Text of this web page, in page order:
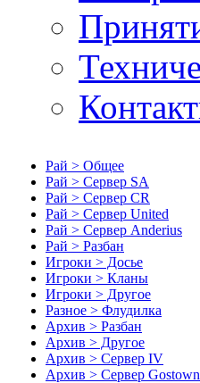
Рай > Общее
Рай > Сервер SA
Рай > Сервер CR
Рай > Сервер United
Рай > Сервер Anderius
Рай > Разбан
Игроки > Досье
Игроки > Кланы
Игроки > Другое
Разное > Флудилка
Архив > Разбан
Архив > Другое
Архив > Сервер IV
Архив > Сервер Gostown